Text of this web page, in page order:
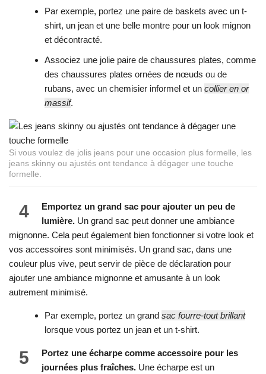
Par exemple, portez une paire de baskets avec un t-
shirt, un jean et une belle montre pour un look mignon
et décontracté.
Associez une jolie paire de chaussures plates, comme
des chaussures plates ornées de nœuds ou de
rubans, avec un chemisier informel et un collier en or
massif.
Si vous voulez de jolis jeans pour une occasion plus formelle, les
jeans skinny ou ajustés ont tendance à dégager une touche
formelle.
4
Emportez un grand sac pour ajouter un peu de
lumière. Un grand sac peut donner une ambiance
mignonne. Cela peut également bien fonctionner si votre look et
vos accessoires sont minimisés. Un grand sac, dans une
couleur plus vive, peut servir de pièce de déclaration pour
ajouter une ambiance mignonne et amusante à un look
autrement minimisé.
Par exemple, portez un grand sac fourre-tout brillant
lorsque vous portez un jean et un t-shirt.
5
Portez une écharpe comme accessoire pour les
journées plus fraîches. Une écharpe est un